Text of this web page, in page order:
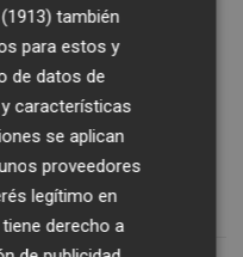
el primer gran
Arena.Valencia
queda
también
para estos y
de datos de
características
se aplican
proveedores
legítimo en
derecho a